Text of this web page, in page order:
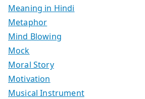
Meaning in Hindi
Metaphor
Mind Blowing
Mock
Moral Story
Motivation
Musical Instrument